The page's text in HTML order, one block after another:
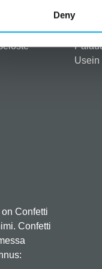
Deny
Confetti
Confetti
Usein